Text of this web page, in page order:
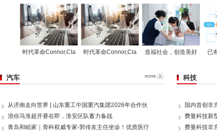
时代革命Connor,Cla 时代革命Connor,Cla 造福社会，创造美好 已
汽车
从济南走向世界 | 山东重工中国重汽集团2026年合作伙
浪你马淮超开赛在即，淮安区队蓄力备战
青岛和睦家｜骨科权威专家-郭传友主任坐诊！优质医疗
科技
国内首创非
费曼科技新
费曼科技非